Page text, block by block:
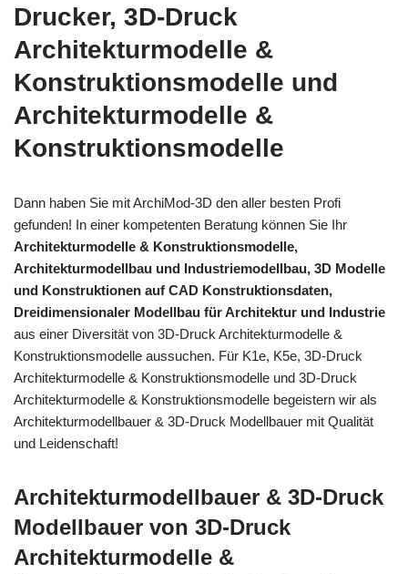
Drucker, 3D-Druck
Architekturmodelle &
Konstruktionsmodelle und
Architekturmodelle &
Konstruktionsmodelle
Dann haben Sie mit ArchiMod-3D den aller besten Profi
gefunden! In einer kompetenten Beratung können Sie Ihr
Architekturmodelle & Konstruktionsmodelle,
Architekturmodellbau und Industriemodellbau, 3D Modelle
und Konstruktionen auf CAD Konstruktionsdaten,
Dreidimensionaler Modellbau für Architektur und Industrie
aus einer Diversität von 3D-Druck Architekturmodelle &
Konstruktionsmodelle aussuchen. Für K1e, K5e, 3D-Druck
Architekturmodelle & Konstruktionsmodelle und 3D-Druck
Architekturmodelle & Konstruktionsmodelle begeistern wir als
Architekturmodellbauer & 3D-Druck Modellbauer mit Qualität
und Leidenschaft!
Architekturmodellbauer & 3D-Druck
Modellbauer von 3D-Druck
Architekturmodelle &